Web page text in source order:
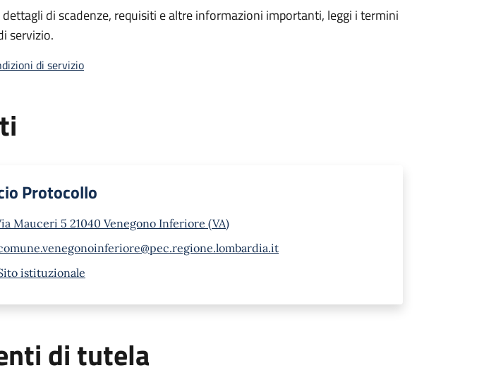
dettagli di scadenze, requisiti e altre informazioni importanti, leggi i termini
servizio.
di servizio
Protocollo
Mauceri 5 21040 Venegono Inferiore (VA)
istituzionale
di tutela